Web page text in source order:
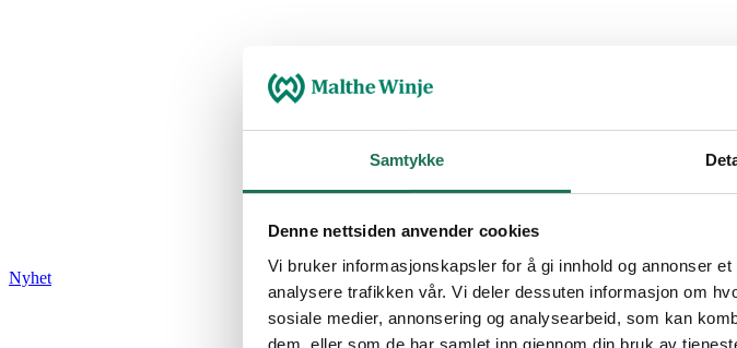
Samtykke
Denne nettsiden anvender cookies
Vi bruker informasjonskapsler for å gi innhold og annonser
analysere trafikken vår. Vi deler dessuten informasjon om
sosiale medier, annonsering og analysearbeid, som kan
dem, eller som de har samlet inn gjennom din bruk av
Nyhet